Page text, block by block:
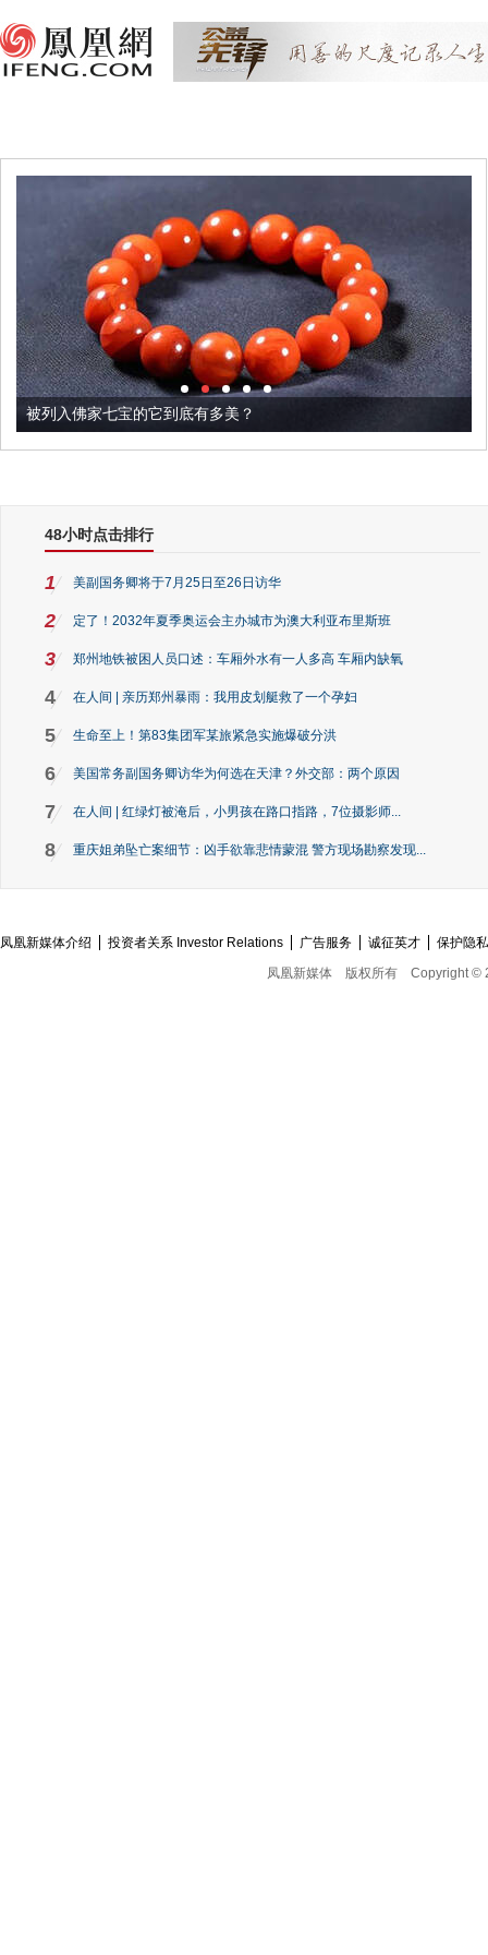
被列入佛家七宝的它到底有多美？
48小时点击排行
1 美副国务卿将于7月25日至26日访华
2 定了！2032年夏季奥运会主办城市为澳大利亚布里斯班
3 郑州地铁被困人员口述：车厢外水有一人多高 车厢内缺氧
4 在人间 | 亲历郑州暴雨：我用皮划艇救了一个孕妇
5 生命至上！第83集团军某旅紧急实施爆破分洪
6 美国常务副国务卿访华为何选在天津？外交部：两个原因
7 在人间 | 红绿灯被淹后，小男孩在路口指路，7位摄影师...
8 重庆姐弟坠亡案细节：凶手欲靠悲情蒙混 警方现场勘察发现...
凤凰新媒体介绍 投资者关系 Investor Relations 广告服务 诚征英才
保护隐
凤凰新媒体
版权所有 Copyright ©